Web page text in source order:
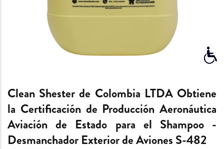
Clean Shester de Colombia LTDA Obtiene
la Certificación de Producción Aeronáutica
Aviación de Estado para el Shampoo -
Desmanchador Exterior de Aviones S-482